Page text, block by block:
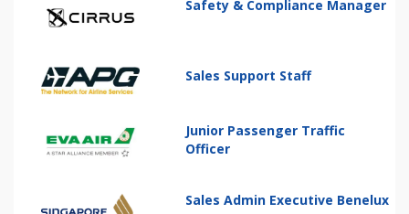
Safety & Compliance Manager
Sales Support Staff
Junior Passenger Traffic
Officer
Sales Admin Executive Benelux